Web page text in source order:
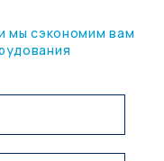
мы сэкономим вам